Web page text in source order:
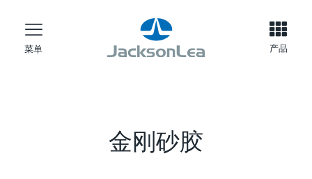
菜单 产品
金刚砂胶